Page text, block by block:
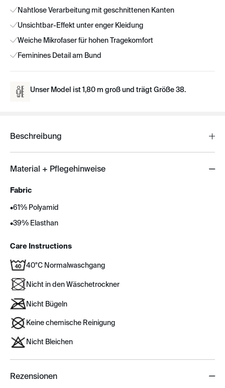
Nahtlose Verarbeitung mit geschnittenen Kanten
Unsichtbar-Effekt unter enger Kleidung
Weiche Mikrofaser für hohen Tragekomfort
Feminines Detail am Bund
Unser Model ist 1,80 m groß und trägt Größe 38.
Beschreibung
Material + Pflegehinweise
Fabric
•61% Polyamid
•39% Elasthan
Care Instructions
40°C Normalwaschgang
Nicht in den Wäschetrockner
Nicht Bügeln
Keine chemische Reinigung
Nicht Bleichen
Rezensionen